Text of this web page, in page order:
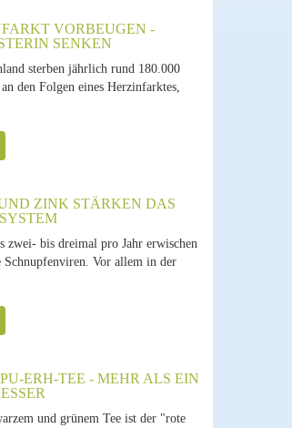
VORBEUGEN -
SENKEN
sterben jährlich rund 180.000
den Folgen eines Herzinfarktes,
ZINK STÄRKEN DAS
zwei- bis dreimal pro Jahr erwischen
Schnupfenviren. Vor allem in der
ERH-TEE - MEHR ALS EIN
und grünem Tee ist der "rote